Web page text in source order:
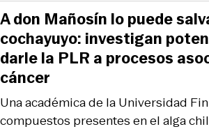
Una académica de la Universidad
compuestos presentes en el alga
A don Mañosín lo puede
cochayuyo: investigan
darle la PLR a procesos
cáncer